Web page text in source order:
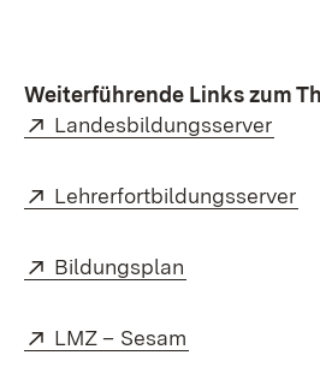
Weiterführende Links zum
External:
Landesbildungsserver
External:
Lehrerfortbildungsserver
External:
Bildungsplan
External:
LMZ – Sesam